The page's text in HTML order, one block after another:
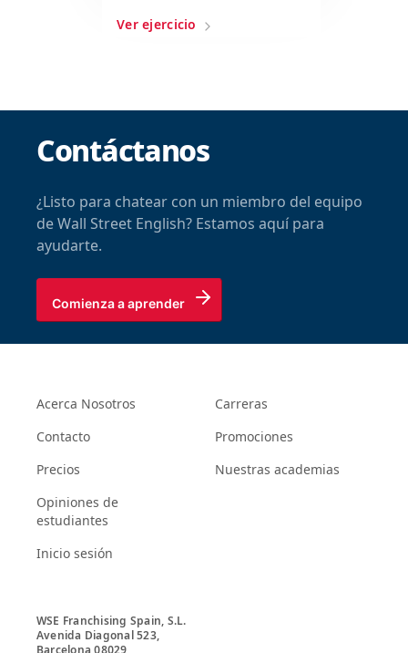
Ver ejercicio
Contáctanos
¿Listo para chatear con un miembro del equipo
de Wall Street English? Estamos aquí para
ayudarte.
Comienza a aprender
Acerca Nosotros
Contacto
Precios
Opiniones de
estudiantes
Inicio sesión
Carreras
Promociones
Nuestras academias
WSE Franchising Spain, S.L.
Avenida Diagonal 523,
Barcelona 08029